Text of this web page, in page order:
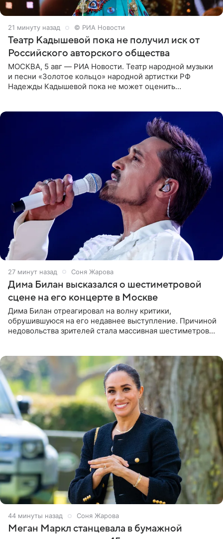
21 минуту назад © РИА Новости
Театр Кадышевой пока не получил иск от
Российского авторского общества
МОСКВА, 5 авг — РИА Новости. Театр народной музыки
и песни «Золотое кольцо» народной артистки РФ
Надежды Кадышевой пока не может оценить
27 минут назад Соня Жарова
Дима Билан высказался о шестиметровой
сцене на его концерте в Москве
Дима Билан отреагировал на волну критики,
обрушившуюся на его недавнее выступление. Причиной
недовольства зрителей стала массивная шестиметровая
44 минуты назад Соня Жарова
Меган Маркл станцевала в бумажной